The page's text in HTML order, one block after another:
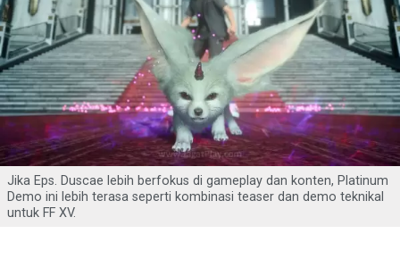
Jika Eps. Duscae lebih berfokus di gameplay dan konten, Platinum
Demo ini lebih terasa seperti kombinasi teaser dan demo teknikal
untuk FF XV.